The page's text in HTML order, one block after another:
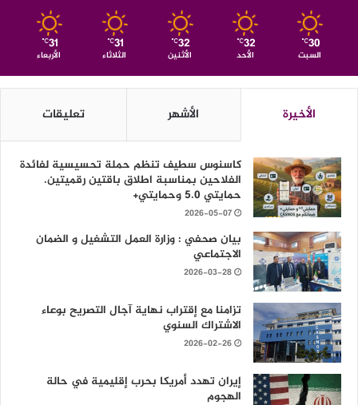
30
℃
السبت
32
℃
الأحد
32
℃
الأثنين
31
℃
الثلاثاء
31
℃
الأربعاء
الأخيرة الأشهر تعليقات
كاسنوس سطيف تنظم حملة تحسيسية لفائدة
الفلاحين بمناسبة اطلاق باقتين رقميتين.
حمايتي 5.0 وحمايتي+
2026-05-07
بيان صحفي : وزارة العمل التشغيل و الضمان
الاجتماعي
2026-03-28
تزامنا مع إقتراب نهاية آجال التصريح بوعاء
الاشتراك السنوي
2026-02-26
إيران تهدد أمريكا بحرب إقليمية في حالة
الهجوم